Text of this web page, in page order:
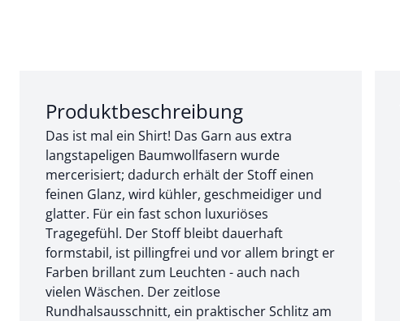
Abschnitt 1 von 3:
Produktbeschreibung
Das ist mal ein Shirt! Das Garn aus extra
langstapeligen Baumwollfasern wurde
mercerisiert; dadurch erhält der Stoff einen
feinen Glanz, wird kühler, geschmeidiger und
glatter. Für ein fast schon luxuriöses
Tragegefühl. Der Stoff bleibt dauerhaft
formstabil, ist pillingfrei und vor allem bringt er
Farben brillant zum Leuchten - auch nach
vielen Wäschen. Der zeitlose
Rundhalsausschnitt, ein praktischer Schlitz am